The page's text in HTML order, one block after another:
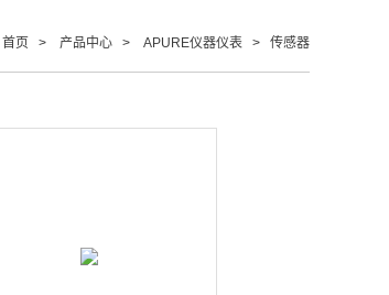
首页 > 产品中心 > APURE仪器仪表 > 传感器